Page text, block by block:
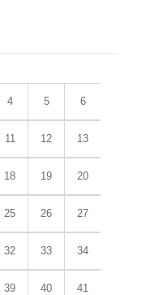
4 5 6
11 12 13
18 19 20
25 26 27
32 33 34
39 40 41